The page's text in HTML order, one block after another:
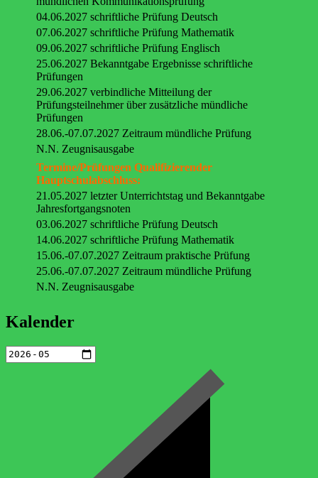
04.06.2027 schriftliche Prüfung Deutsch
07.06.2027 schriftliche Prüfung Mathematik
09.06.2027 schriftliche Prüfung Englisch
25.06.2027 Bekanntgabe Ergebnisse schriftliche
Prüfungen
29.06.2027 verbindliche Mitteilung der
Prüfungsteilnehmer über zusätzliche mündliche
Prüfungen
28.06.-07.07.2027 Zeitraum mündliche Prüfung
N.N. Zeugnisausgabe
Termine/Prüfungen Qualifizierender
Hauptschulabschluss:
21.05.2027 letzter Unterrichtstag und Bekanntgabe
Jahresfortgangsnoten
03.06.2027 schriftliche Prüfung Deutsch
14.06.2027 schriftliche Prüfung Mathematik
15.06.-07.07.2027 Zeitraum praktische Prüfung
25.06.-07.07.2027 Zeitraum mündliche Prüfung
N.N. Zeugnisausgabe
Kalender